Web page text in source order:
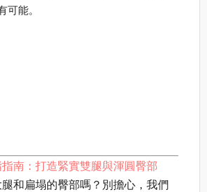
可能。
南：打造緊實雙腿與渾圓臀部
和扁塌的臀部嗎？別擔心，我們